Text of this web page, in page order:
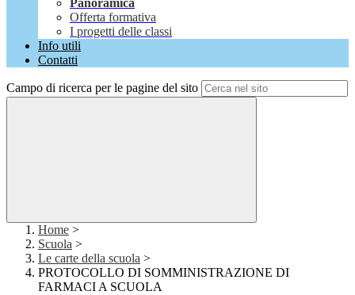
Panoramica
Offerta formativa
I progetti delle classi
Info utili
Contatti
Campo di ricerca per le pagine del sito
Home >
Scuola >
Le carte della scuola >
PROTOCOLLO DI SOMMINISTRAZIONE DI
FARMACI A SCUOLA